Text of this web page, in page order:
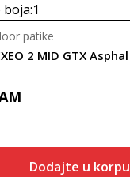
1
2 MID GTX Asphal
patike
Dodajte u korpu